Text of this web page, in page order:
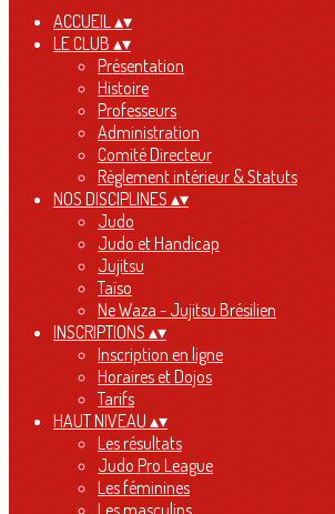
ACCUEIL▴▾
LE CLUB ▴▾
Présentation
Histoire
Professeurs
Administration
Comité Directeur
Règlement intérieur & Statuts
NOS DISCIPLINES ▴▾
Judo
Judo et Handicap
Jujitsu
Taïso
Ne Waza - Jujitsu Brésilien
INSCRIPTIONS ▴▾
Inscription en ligne
Horaires et Dojos
Tarifs
HAUT NIVEAU ▴▾
Les résultats
Judo Pro League
Les féminines
Les masculins